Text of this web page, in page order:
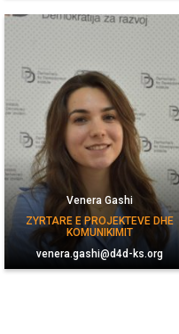
Venera Gashi
ZYRTARE E PROJEKTEVE DHE
KOMUNIKIMIT
venera.gashi@d4d-ks.org